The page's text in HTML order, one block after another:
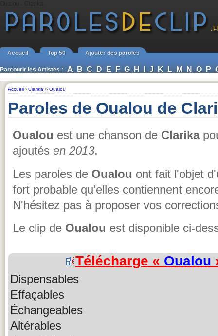
Accueil Top 50 Ajouter des paroles
Parcourir les Artistes : A B C D E F G H I J K L M N O P
Accueil › Clarika ›› Oualou
Paroles de Oualou de
Oualou est une chanson de Clarika
ajoutés en 2013.
Les paroles de Oualou ont fait l'objet
fort probable qu'elles contiennent
N'hésitez pas à proposer vos
Le clip de Oualou est disponible ci-
Télécharge « Oualou
Dispensables
Effaçables
Échangeables
Altérables